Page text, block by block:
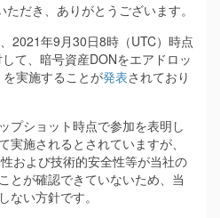
だき、ありがとうございます。
2021年9月30日8時（UTC）時点
て、暗号資産DONをエアドロッ
実施することが発表されており
プショット時点で参加を表明し
実施されるとされていますが、
および技術的安全性等が当社の
とが確認できていないため、当
ない方針です。